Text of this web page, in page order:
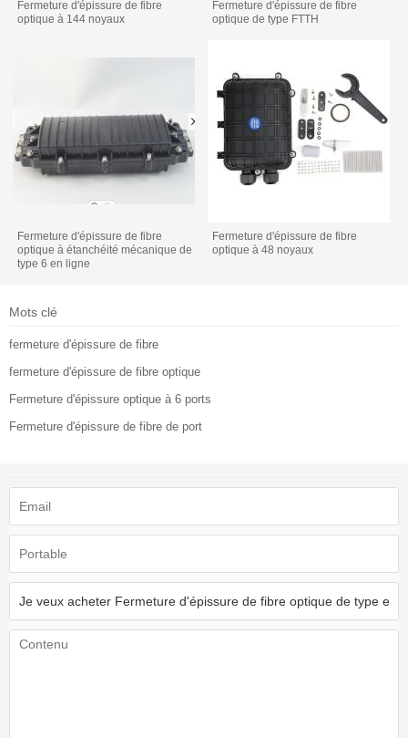
Fermeture d'épissure de fibre
optique à 144 noyaux
Fermeture d'épissure de fibre
optique de type FTTH
Fermeture d'épissure de fibre
optique à étanchéité mécanique de
type 6 en ligne
Fermeture d'épissure de fibre
optique à 48 noyaux
Mots clé
fermeture d'épissure de fibre
fermeture d'épissure de fibre optique
Fermeture d'épissure optique à 6 ports
Fermeture d'épissure de fibre de port